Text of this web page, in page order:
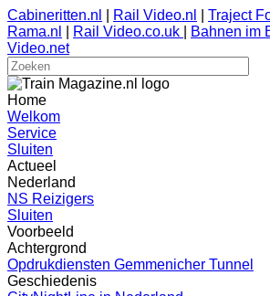
Cabineritten.nl Rail Video.nl Traject
Rama.nl
Rail Video.co.uk Bahnen im
Video.net
Home
Welkom
Service
Sluiten
Actueel
Nederland
NS Reizigers
Sluiten
Voorbeeld
Achtergrond
Opdrukdiensten Gemmenicher Tunnel
Geschiedenis